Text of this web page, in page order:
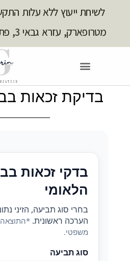
לשיחת ייעוץ ללא עלות
מטרופארק, עזרא גבאי 3, פתח תקווה, 4906504
בדיקת זכאות